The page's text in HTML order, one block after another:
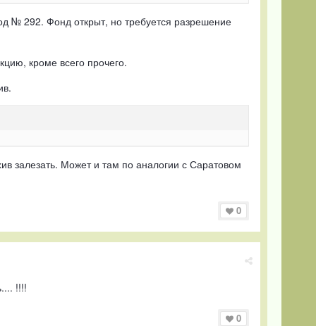
№ 292. Фонд открыт, но требуется разрешение
кроме всего прочего.
залезать. Может и там по аналогии с Саратовом
0
!!!!
0